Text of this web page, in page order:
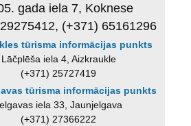
gada iela 7, Koknese
(+371) 65161296
tūrisma informācijas punkts
Lāčplēša iela 4, Aizkraukle
(+371) 25727419
tūrisma informācijas punkts
iela 33, Jaunjelgava
(+371) 27366222